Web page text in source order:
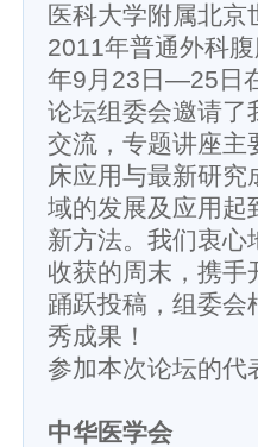
医科大学附属北京
2011年普通外科
年9月23日—25日
论坛组委会邀请了
交流，专题讲座主
床应用与最新研
域的发展及应用起
新方法。我们衷心
收获的周末，携手
踊跃投稿，组委会
秀成果！
参加本次论坛的代
中华医学会